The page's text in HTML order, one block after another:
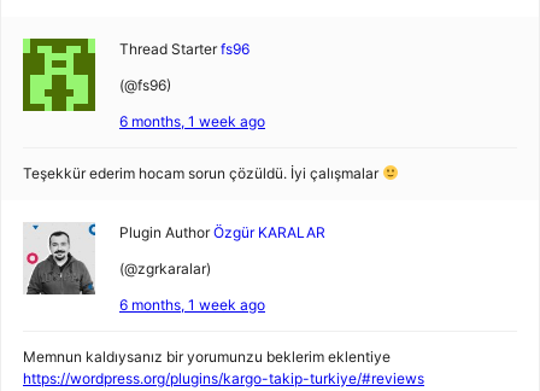
Thread Starter fs96
(@fs96)
6 months, 1 week ago
Teşekkür ederim hocam sorun çözüldü. İyi çalışmalar
Plugin Author Özgür KARALAR
(@zgrkaralar)
6 months, 1 week ago
Memnun kaldıysanız bir yorumunzu beklerim eklentiye
https://wordpress.org/plugins/kargo-takip-turkiye/#reviews